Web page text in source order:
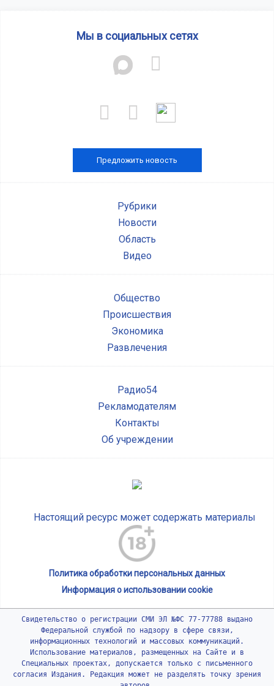
Мы в социальных сетях
Предложить новость
Рубрики
Новости
Область
Видео
Общество
Происшествия
Экономика
Развлечения
Радио54
Рекламодателям
Контакты
Об учреждении
Настоящий ресурс может содержать материалы
Политика обработки персональных данных
Информация о использовании cookie
Свидетельство о регистрации СМИ ЭЛ №ФС 77-77788 выдано
Федеральной службой по надзору в сфере связи,
информационных технологий и массовых коммуникаций.
Использование материалов, размещенных на Сайте и в
Специальных проектах, допускается только с письменного
согласия Издания. Редакция может не разделять точку зрения